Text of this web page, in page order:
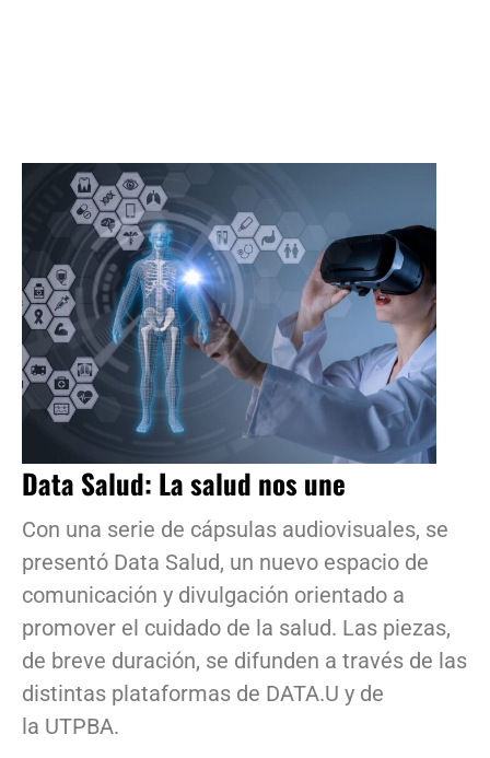
Data Salud: La salud nos une
Con una serie de cápsulas audiovisuales, se
presentó Data Salud, un nuevo espacio de
comunicación y divulgación orientado a
promover el cuidado de la salud. Las piezas,
de breve duración, se difunden a través de las
distintas plataformas de DATA.U y de
la UTPBA.